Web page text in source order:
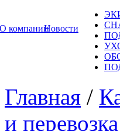
О компанииНовости
Главная /
и перевозка